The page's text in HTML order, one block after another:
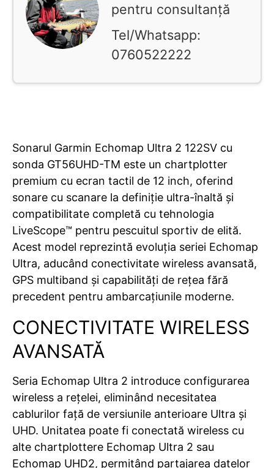
pentru consultanță
Tel/Whatsapp:
0760522222
Sonarul Garmin Echomap Ultra 2 122SV cu
sonda GT56UHD-TM este un chartplotter
premium cu ecran tactil de 12 inch, oferind
sonare cu scanare la definiție ultra-înaltă și
compatibilitate completă cu tehnologia
LiveScope™ pentru pescuitul sportiv de elită.
Acest model reprezintă evoluția seriei Echomap
Ultra, aducând conectivitate wireless avansată,
GPS multiband și capabilități de rețea fără
precedent pentru ambarcațiunile moderne.
CONECTIVITATE WIRELESS
AVANSATĂ
Seria Echomap Ultra 2 introduce configurarea
wireless a rețelei, eliminând necesitatea
cablurilor față de versiunile anterioare Ultra și
UHD. Unitatea poate fi conectată wireless cu
alte chartplottere Echomap Ultra 2 sau
Echomap UHD2, permițând partajarea datelor